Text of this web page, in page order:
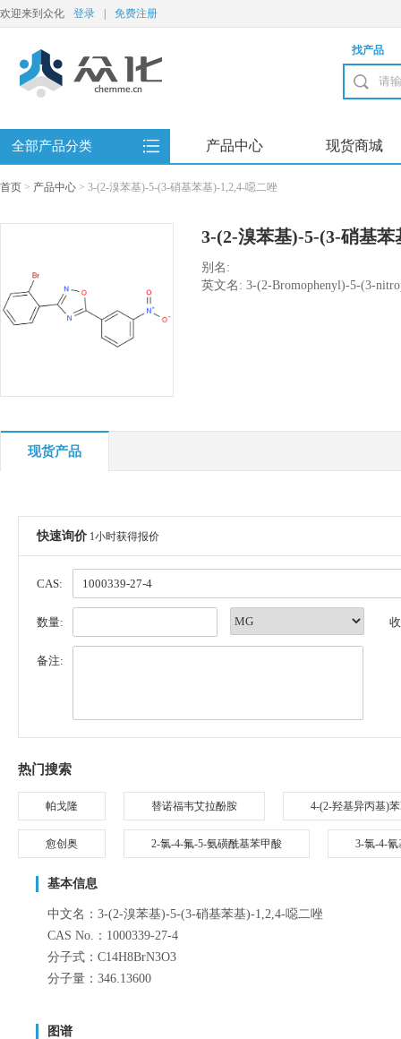
欢迎来到众化 登录 免费注册
找产品
全部产品分类 产品中心 现货商城
首页 > 产品中心 > 3-(2-溴苯基)-5-(3-硝基苯基)-1,2,4-噁二唑
3-(2-溴苯基)-5-(3-硝基苯
别名:
英文名: 3-(2-Bromophenyl)-5-(3-
现货产品
快速询价 1小时获得报价
CAS:
数量:
备注:
热门搜索
帕戈隆 替诺福韦艾拉酚胺 4-(2-羟基异丙基)
愈创奥 2-氯-4-氟-5-氨磺酰基苯甲酸 3-氯-4-
基本信息
中文名：3-(2-溴苯基)-5-(3-硝基苯基)-1,2,4-噁二唑
CAS No.：1000339-27-4
分子式：C14H8BrN3O3
分子量：346.13600
图谱